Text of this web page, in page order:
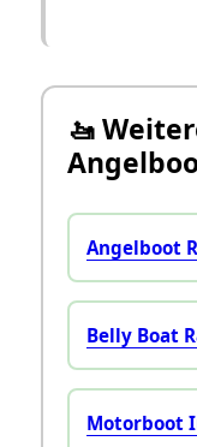
🚤
Angelboot
Belly Boat
Motorboot